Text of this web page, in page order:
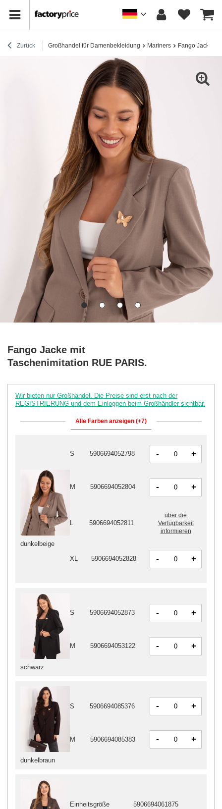
Zurück Großhandel für Damenbekleidung Mariners Fango Jacke
Fango Jacke mit
Taschenimitation RUE PARIS.
Wir bieten nur Großhandel. Die Preise sind erst nach der
REGISTRIERUNG und dem Einloggen beim Großhändler sichtbar.
Alle Farben anzeigen (+7)
schwarz
S 5906694052873 - +
M 5906694053122 - +
dunkelbraun
S 5906694085376 - +
M 5906694085383 - +
Einheitsgröße 5906694061875
dunkelbeige
S 5906694052798 - +
M 5906694052804 - +
5906694052811
über die
Verfügbarkeit
informieren
XL 5906694052828 - +